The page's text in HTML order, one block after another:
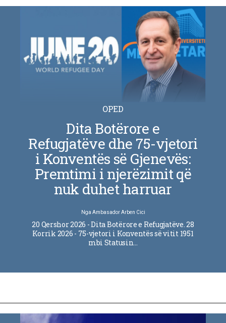
OPED
Dita Botërore e
Refugjatëve dhe 75-vjetori
i Konventës së Gjenevës:
Premtimi i njerëzimit që
nuk duhet harruar
Nga Ambasador Arben Cici
20 Qershor 2026 - Dita Botërore e Refugjatëve. 28
Korrik 2026 - 75-vjetori i Konventës së vitit 1951
mbi Statusin…